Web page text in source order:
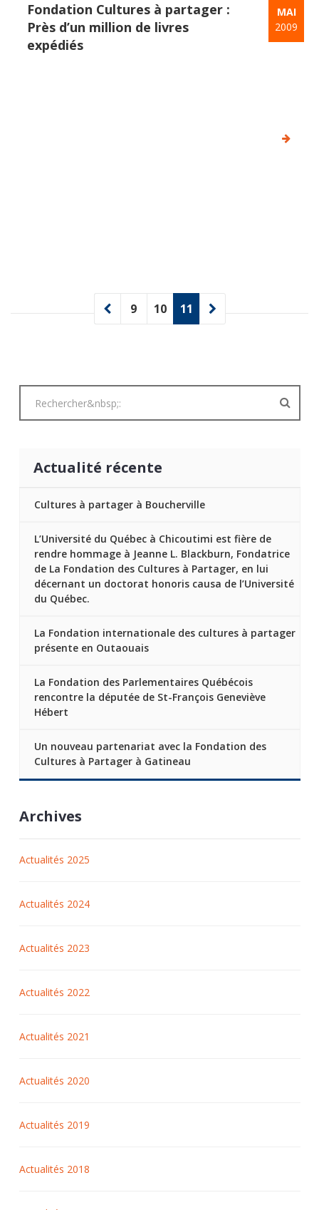
Fondation Cultures à partager :
Près d’un million de livres
expédiés
MAI
2009
9 10 11
Actualité récente
Cultures à partager à Boucherville
L’Université du Québec à Chicoutimi est fière de
rendre hommage à Jeanne L. Blackburn, Fondatrice
de La Fondation des Cultures à Partager, en lui
décernant un doctorat honoris causa de l’Université
du Québec.
La Fondation internationale des cultures à partager
présente en Outaouais
La Fondation des Parlementaires Québécois
rencontre la députée de St-François Geneviève
Hébert
Un nouveau partenariat avec la Fondation des
Cultures à Partager à Gatineau
Archives
Actualités 2025
Actualités 2024
Actualités 2023
Actualités 2022
Actualités 2021
Actualités 2020
Actualités 2019
Actualités 2018